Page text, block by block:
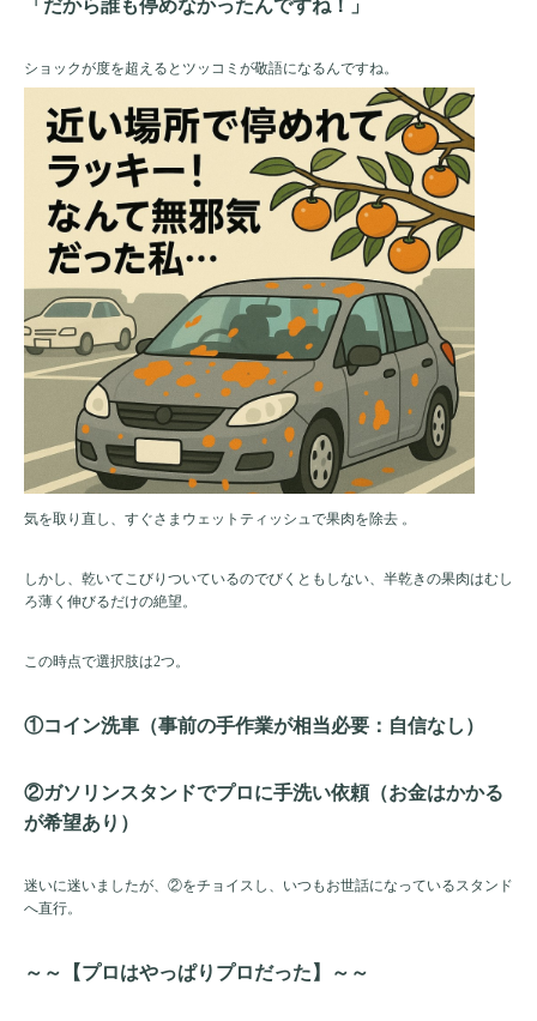
「だから誰も停めなかったんですね！」
ショックが度を超えるとツッコミが敬語になるんですね。
気を取り直し、すぐさまウェットティッシュで果肉を除去 。
しかし、乾いてこびりついているのでびくともしない、半乾きの果肉はむし
ろ薄く伸びるだけの絶望。
この時点で選択肢は2つ。
①コイン洗車（事前の手作業が相当必要：自信なし）
②ガソリンスタンドでプロに手洗い依頼（お金はかかる
が希望あり）
迷いに迷いましたが、②をチョイスし、いつもお世話になっているスタンド
へ直行。
～～【プロはやっぱりプロだった】～～